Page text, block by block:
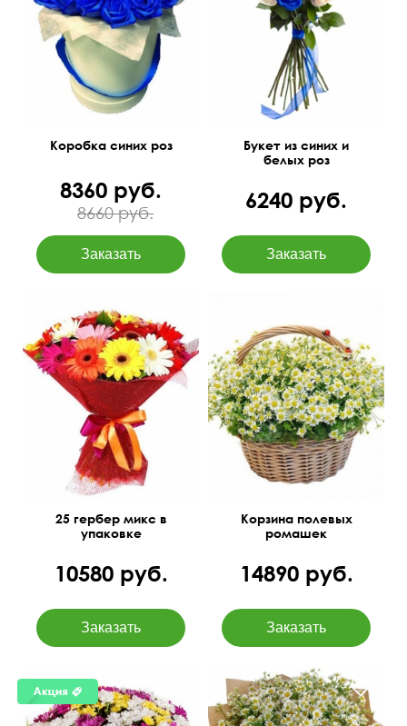
Бутоны окрашены
35 см
30 см
Коробка синих роз
8360 руб.
8660 руб.
60 см 35 см
Букет из синих и
белых роз
6240 руб.
50 см 40 см
25 гербер микс в
упаковке
10580 руб.
Корзинка маленькая,
танацетум, оазис
см
35 см
Корзина полевых
ромашек
14890 руб.